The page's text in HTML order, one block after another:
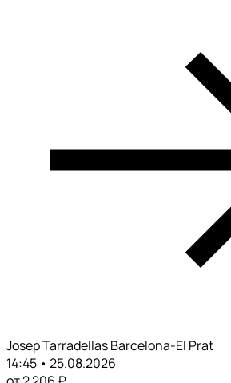
Josep Tarradellas Barcelona-El Prat
14:45 • 25.08.2026